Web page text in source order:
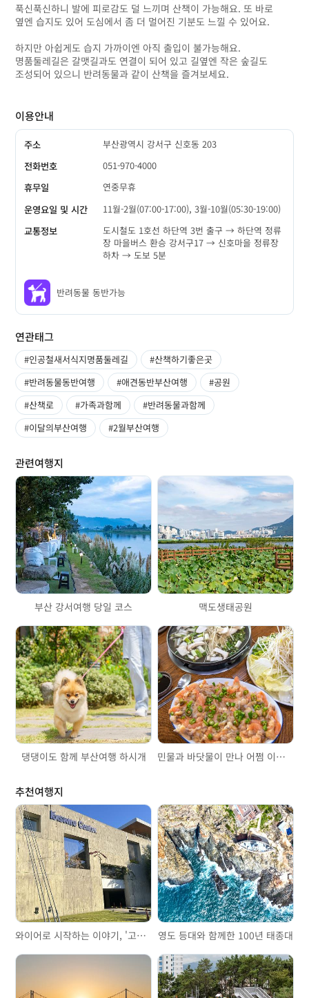
푹신푹신하니 발에 피로감도 덜 느끼며 산책이 가능해요. 또 바로
옆엔 습지도 있어 도심에서 좀 더 멀어진 기분도 느낄 수 있어요.
하지만 아쉽게도 습지 가까이엔 아직 출입이 불가능해요.
명품둘레길은 갈맷길과도 연결이 되어 있고 길옆엔 작은 숲길도
조성되어 있으니 반려동물과 같이 산책을 즐겨보세요.
이용안내
주소
부산광역시 강서구 신호동 203
전화번호
051-970-4000
휴무일
연중무휴
운영요일 및 시간
11월-2월(07:00-17:00), 3월-10월(05:30-19:00)
교통정보
도시철도 1호선 하단역 3번 출구 → 하단역 정류
장 마을버스 환승 강서구17 → 신호마을 정류장
하차 → 도보 5분
반려동물 동반가능
연관태그
#인공철새서식지명품둘레길
#산책하기좋은곳
#반려동물동반여행
#애견동반부산여행
#공원
#산책로
#가족과함께
#반려동물과함께
#이달의부산여행
#2월부산여행
관련여행지
부산 강서여행 당일 코스 맥도생태공원
댕댕이도 함께 부산여행 하시개 민물과 바닷물이 만나 어쩜 이리 맛있는 갈미조개!
추천여행지
와이어로 시작하는 이야기, '고려제강기념관'을 걷다 영도 등대와 함께한 100년 태종대